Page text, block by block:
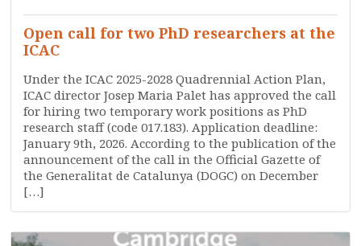
Open call for two PhD researchers at the
ICAC
Under the ICAC 2025-2028 Quadrennial Action Plan,
ICAC director Josep Maria Palet has approved the call
for hiring two temporary work positions as PhD
research staff (code 017.183). Application deadline:
January 9th, 2026. According to the publication of the
announcement of the call in the Official Gazette of
the Generalitat de Catalunya (DOGC) on December
[…]